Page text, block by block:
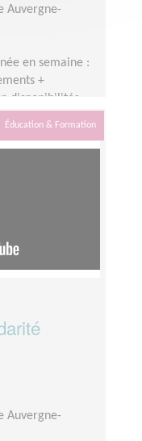
Auvergne-
en semaine :
+
disponibilités
Éducation & Formation
Auvergne-